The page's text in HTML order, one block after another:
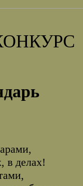
в делах!